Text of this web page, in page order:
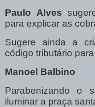
Paulo Alves
para explicar as
Sugere ainda a
código tributário
Manoel Balbino
Parabenizando o
iluminar a praça